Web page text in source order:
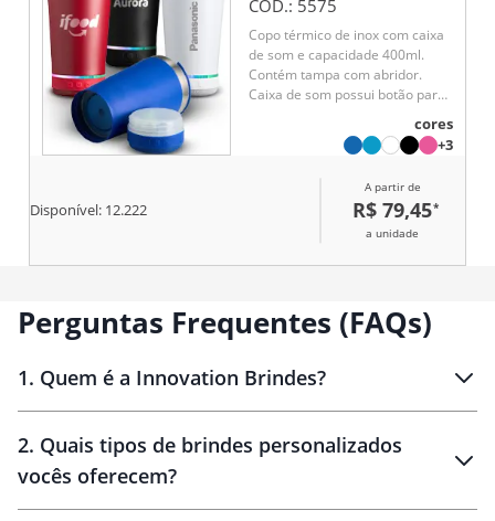
COD.: 5575
Copo térmico de inox com caixa
de som e capacidade 400ml.
Contém tampa com abridor.
Caixa de som possui botão para
aumentar diminuir volume/
avançar e retroceder faixas.
entrada TF (cartão MicroSD).
Acompanha cabo USB Tipo-C.
Obs.: A caixa de som não é a
para remove-la.
cores
+3
Disponível: 12.222
A partir de
R$ 79,45*
a unidade
Perguntas Frequentes (FAQs)
1. Quem é a Innovation Brindes?
Brindes personalizados
2. Quais tipos de brindes personalizados
vocês oferecem?